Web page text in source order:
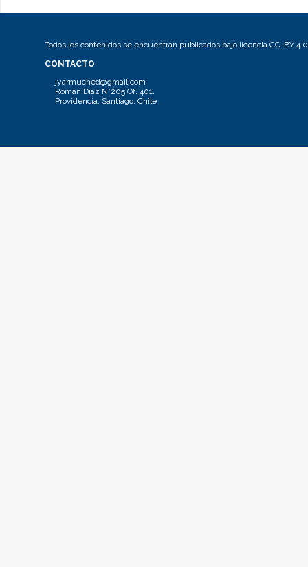
Todos los contenidos se encuentran publicados bajo licencia CC-BY 4.0
CONTACTO
jyarmuched@gmail.com
Román Díaz N°205 Of. 401.
Providencia, Santiago, Chile